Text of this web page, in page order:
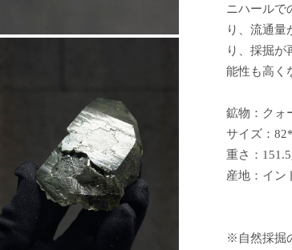
ニハールで
り、流通量
り、採掘が
能性も高く
鉱物：クォ
サイズ：
重さ：
産地：イン
※自然採掘